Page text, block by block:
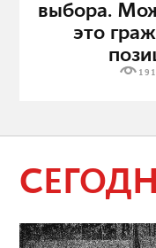
выбора.
это